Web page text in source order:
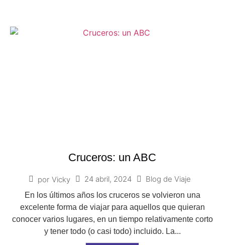
Cruceros: un ABC
por Vicky 24 abril, 2024 Blog de Viaje
En los últimos años los cruceros se volvieron una
excelente forma de viajar para aquellos que quieran
conocer varios lugares, en un tiempo relativamente corto
y tener todo (o casi todo) incluido. La...